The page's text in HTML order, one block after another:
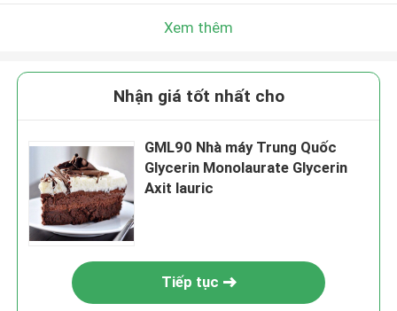
Xem thêm
Nhận giá tốt nhất cho
GML90 Nhà máy Trung Quốc
Glycerin Monolaurate Glycerin
Axit lauric
Tiếp tục